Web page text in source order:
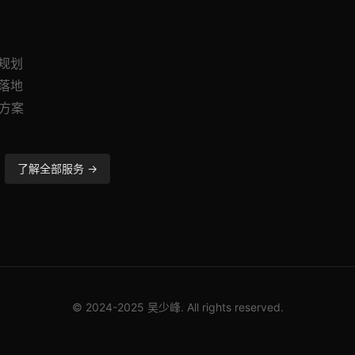
划
地
案
了解全部服务 →
© 2024-2025 吴少峰. All rights reserved.